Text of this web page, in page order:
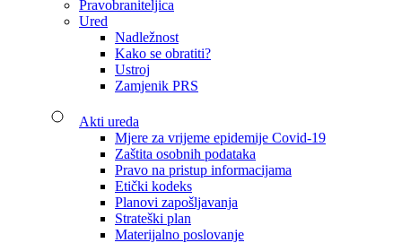
Pravobraniteljica
Ured
Nadležnost
Kako se obratiti?
Ustroj
Zamjenik PRS
Akti ureda
Mjere za vrijeme epidemije Covid-19
Zaštita osobnih podataka
Pravo na pristup informacijama
Etički kodeks
Planovi zapošljavanja
Strateški plan
Materijalno poslovanje